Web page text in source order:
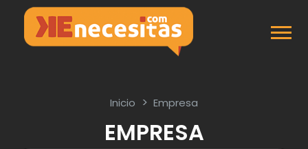
Inicio Empresa
EMPRESA